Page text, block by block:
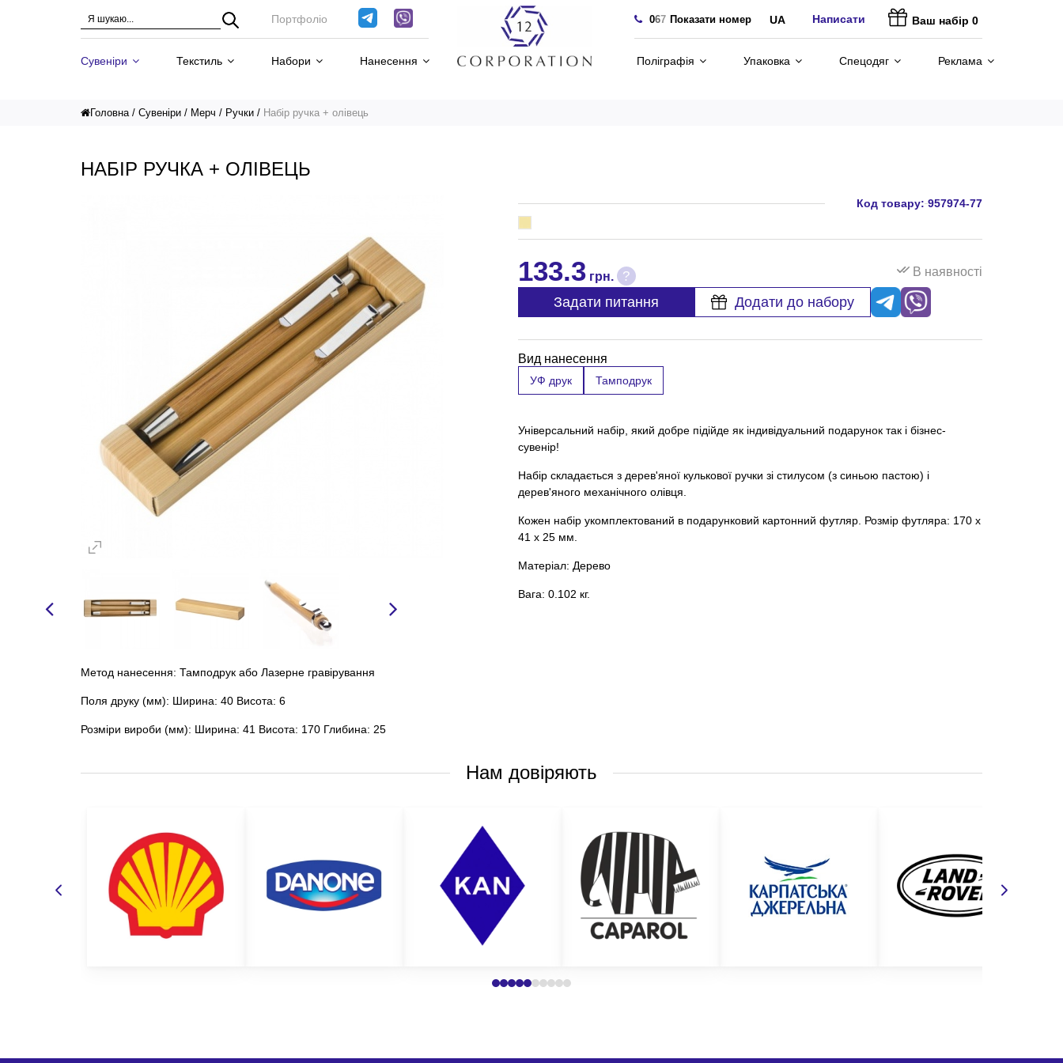
Портфоліо 067 Показати номер UA Написати Ваш набір 0
Сувеніри Текстиль Набори Нанесення Поліграфія Упаковка Спецодяг Реклама
Головна Сувеніри Мерч Ручки Набір ручка + олівець
НАБІР РУЧКА + ОЛІВЕЦЬ
Код товару: 957974-77
133.3грн. ? В наявності
Задати питання Додати до набору
Вид нанесення
УФ друк Тамподрук
Універсальний набір, який добре підійде як індивідуальний подарунок так і бізнес-
сувенір!
Набір складається з дерев'яної кулькової ручки зі стилусом (з синьою пастою) і
дерев'яного механічного олівця.
Кожен набір укомплектований в подарунковий картонний футляр. Розмір футляра: 170 х
41 х 25 мм.
Матеріал: Дерево
Вага: 0.102 кг.
Метод нанесення: Тамподрук або Лазерне гравірування
Поля друку (мм): Ширина: 40 Висота: 6
Розміри вироби (мм): Ширина: 41 Висота: 170 Глибина: 25
Нам довіряють